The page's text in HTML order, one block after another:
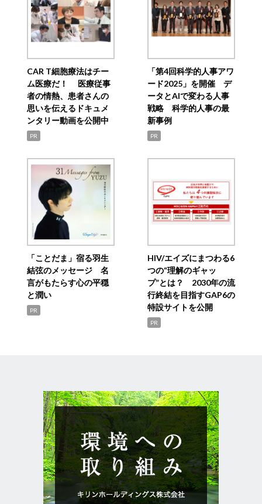
CAR T細胞療法はチー
ム医療だ！ 医療従事
者の情熱、患者さんの
思いを伝えるドキュメ
ンタリー動画を公開中
PR
「第4回科学的人事アワ
ード2025」を開催 デ
ータとAIで変わる人事
戦略 科学的人事の最
新事例
PR
「ことだま」宿る羽生
結弦のメッセージ 名
言がもたらす心の平穏
と潤い
PR
HIV/エイズにまつわる6
つの“理解のギャッ
プ”とは？ 2030年の流
行終結を目指すGAP6の
特設サイトを公開
PR